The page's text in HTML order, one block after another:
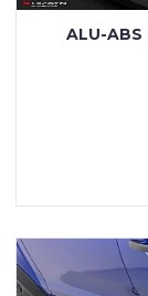
ALU-ABS